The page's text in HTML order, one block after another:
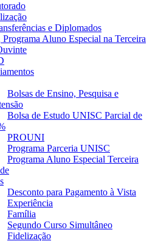
e Diplomados
Aluno Especial na Terceira
Bolsas de Ensino, Pesquisa e
Bolsa de Estudo UNISC Parcial de
PROUNI
Programa Parceria UNISC
Programa Aluno Especial Terceira
Desconto para Pagamento à Vista
Experiência
Família
Segundo Curso Simultâneo
Fidelização